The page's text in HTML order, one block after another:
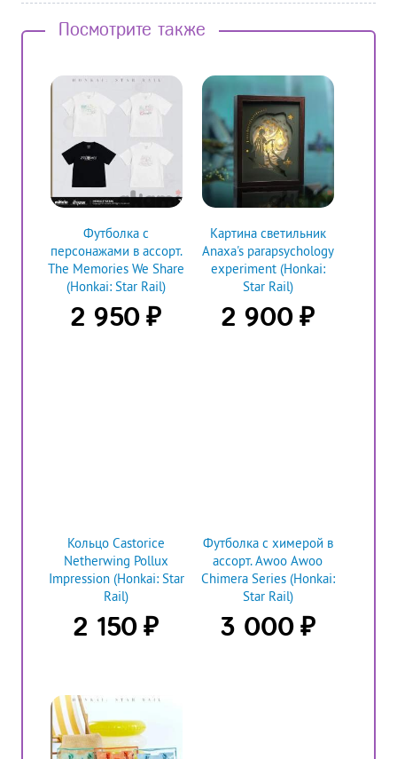
Посмотрите также
Футболка c
персонажами в ассорт.
The Memories We Share
(Honkai: Star Rail)
2 950 ₽
Картина светильник
Anaxa's parapsychology
experiment (Honkai:
Star Rail)
2 900 ₽
Кольцо Castorice
Netherwing Pollux
Impression (Honkai: Star
Rail)
2 150 ₽
Футболка с химерой в
ассорт. Awoo Awoo
Chimera Series (Honkai:
Star Rail)
3 000 ₽